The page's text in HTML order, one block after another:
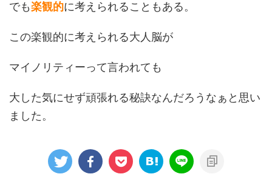
でも楽観的に考えられることもある。
この楽観的に考えられる大人脳が
マイノリティーって言われても
大した気にせず頑張れる秘訣なんだろうなぁと思い
ました。